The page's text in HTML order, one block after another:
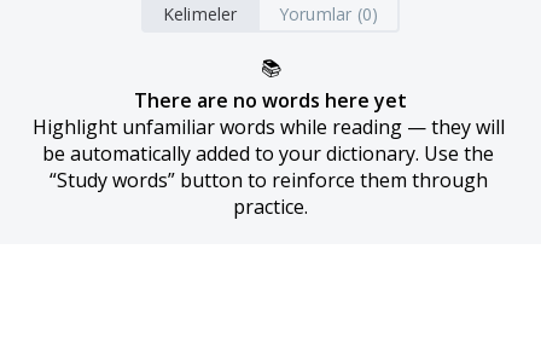
Kelimeler Yorumlar (0)
📚
There are no words here yet
Highlight unfamiliar words while reading — they will
be automatically added to your dictionary. Use the
“Study words” button to reinforce them through
practice.